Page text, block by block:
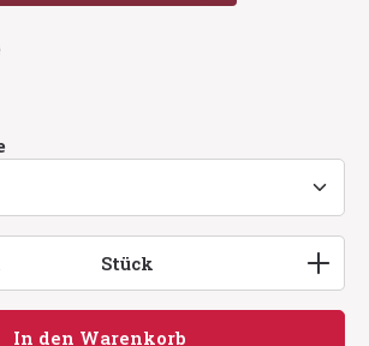
Gib den gewünschten Wert
Stück
In den Warenkorb